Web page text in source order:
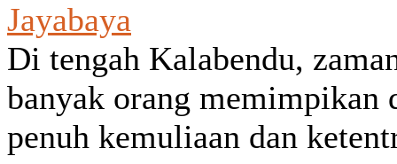
Di tengah Kalabendu,
banyak orang memimpikan
penuh kemuliaan dan